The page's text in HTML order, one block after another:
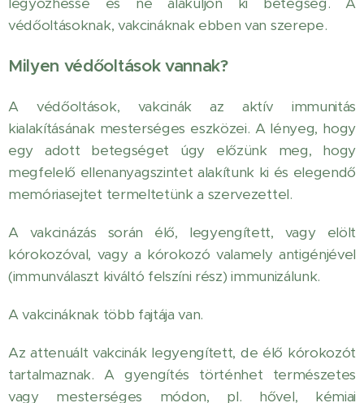
védőoltásoknak, vakcináknak ebben van szerepe.
Milyen védőoltások vannak?
A védőoltások, vakcinák az aktív immunitás
kialakításának mesterséges eszközei. A lényeg, hogy
egy adott betegséget úgy előzünk meg, hogy
megfelelő ellenanyagszintet alakítunk ki és elegendő
memóriasejtet termeltetünk a szervezettel.
A vakcinázás során élő, legyengített, vagy elölt
kórokozóval, vagy a kórokozó valamely antigénjével
(immunválaszt kiváltó felszíni rész) immunizálunk.
A vakcináknak több fajtája van.
Az attenuált vakcinák legyengített, de élő kórokozót
tartalmaznak. A gyengítés történhet természetes
vagy mesterséges módon, pl. hővel, kémiai